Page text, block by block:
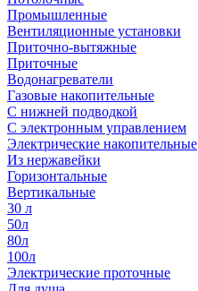
Промышленные
Вентиляционные установки
Приточно-вытяжные
Приточные
Водонагреватели
Газовые накопительные
С нижней подводкой
С электронным управлением
Электрические накопительные
Из нержавейки
Горизонтальные
Вертикальные
30 л
50л
80л
100л
Электрические проточные